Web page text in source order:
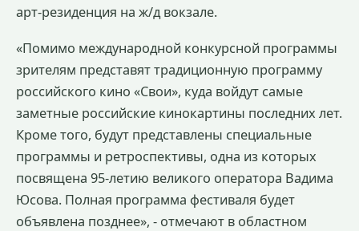
арт-резиденция на ж/д вокзале.
«Помимо международной конкурсной программы
зрителям представят традиционную программу
российского кино «Свои», куда войдут самые
заметные российские кинокартины последних лет.
Кроме того, будут представлены специальные
программы и ретроспективы, одна из которых
посвящена 95-летию великого оператора Вадима
Юсова. Полная программа фестиваля будет
объявлена позднее», - отмечают в областном